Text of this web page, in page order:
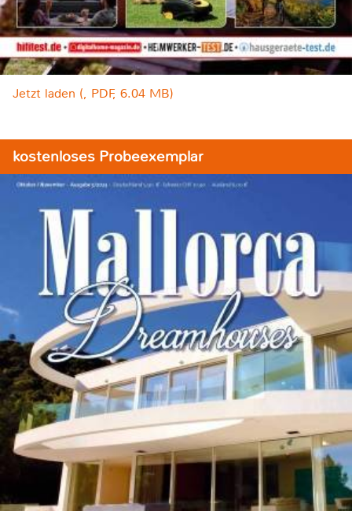
Jetzt laden (, PDF, 6.04 MB)
kostenloses Probeexemplar